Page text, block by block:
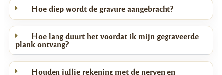
uitstraling is deze serveerplank een echte aanwinst voor elke
keuken of eetgelegenheid, en maakt hij elke presentatie nét dat
beetje specialer.
Hoe diep wordt de gravure aangebracht?
Hoe lang duurt het voordat ik mijn gegraveerde
plank ontvang?
Houden jullie rekening met de nerven en